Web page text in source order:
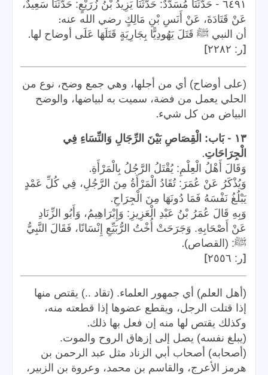
٦٤٩١ - حَدَّثَنَا مُسَدَّدٌ: حَدَّثَنَا يَزِيدُ بْنُ زُرَيْعٍ: حَدَّثَنَا سَعِيدٌ،
عَنْ قَتَادَةَ، عَنْ أَنَسِ بْنِ مَالِكٍ رضي الله عنه:
أن النبي ﷺ قَتَلَ يَهُودِيًّا بِجَارِيَةٍ قَتَلَهَا عَلَى أوضاح لها.
[ر: ٢٢٨٢ ]
(على أوضاح) أي من أجلها، وهي جمع وضح، نوع من
الحلي يعمل من فضة، سميت به لبياضها، والوضح
البياض من كل شيء.
١٣ -بَاب: الْقِصَاصِ بَيْنَ الرِّجَالِ وَالنِّسَاءِ فِي
الْجِرَاحَاتِ.
وَقَالَ أَهْلُ الْعِلْمِ: يُقْتَلُ الرَّجُلُ بِالْمَرْأَةِ.
وَيُذْكَرُ عَنْ عُمَرَ: تُقَادُ الْمَرْأَةُ مِنَ الرَّجُلِ، فِي كُلِّ عَمْدٍ
يَبْلُغُ نَفْسَهُ فَمَا دُونَهَا مِنَ الْجِرَاحِ.
وَبِهِ قَالَ عُمَرُ بْنُ عَبْدِ الْعَزِيزِ: وَإِبْرَاهِيمُ، وَأَبُو الزِّنَادِ
عَنْ أَصْحَابِهِ. وَجَرَحَتْ أُخْتُ الرُّبَيِّعِ إِنْسَانًا، فَقَالَ النَّبِيُّ
ﷺ: (القصاص).
[ر: ٢٥٥٦ ]
(أهل العلم) أي جمهور العلماء. (تقاد ..) يقتص منها
إذا قتلت الرجل، ويقطع عضوها إذا قطعته منه،
وكذلك يقتص لها منه إن فعل بها ذلك.
(يبلغ نفسه) يصل إلى إزهاق الروح والموت.
(أصحابه) أصحاب أبي الزناد مثل عبد الرحمن بن
هرمز الأعرج، والقاسم بن محمد، وعروة بن الزبير،